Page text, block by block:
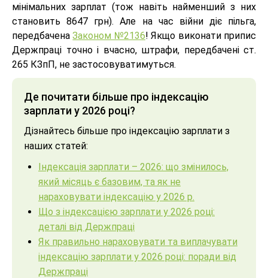
мінімальних зарплат (тож навіть найменший з них
становить 8647 грн). Але на час війни діє пільга,
передбаченаЗаконом №2136! Якщо виконати припис
Держпраці точно і вчасно, штрафи, передбачені ст.
265 КЗпП, не застосовуватимуться.
Де почитати більше про індексацію
зарплати у 2026 році?
Дізнайтесь більше про індексацію зарплати з
наших статей:
Індексація зарплати – 2026: що змінилось,
який місяць є базовим, та як не
нараховувати індексацію у 2026 р.
Що з індексацією зарплати у 2026 році:
деталі від Держпраці
Як правильно нараховувати та виплачувати
індексацію зарплати у 2026 році: поради від
Держпраці